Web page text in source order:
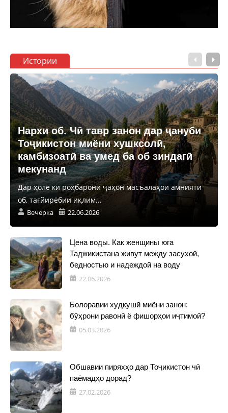
Истории
Нархи об. Чӣ тавр занон дар ҷануби
Тоҷикистон миёни хушксолӣ,
камбизоатӣ ва умед ба об зиндагӣ
мекунанд
Дар ҳоле ки роҳбарони ҷаҳон масъалаҳои амнияти
об, тағйирёбии иқлим...
Вечерка 22.06.2026
Цена воды. Как женщины юга
Таджикистана живут между засухой,
бедностью и надеждой на воду
22.06.2026
Болоравии худкушӣ миёни занон:
бӯҳрони равонӣ ё фишорҳои иҷтимоӣ?
05.03.2026
Обшавии пиряхҳо дар Тоҷикистон чӣ
паёмадҳо дорад?
27.02.2026